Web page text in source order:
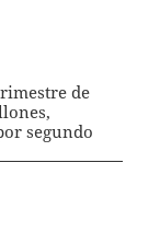
de
segundo